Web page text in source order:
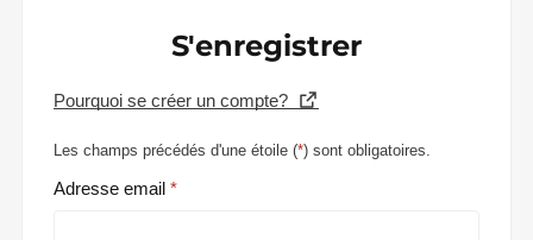
S'enregistrer
Pourquoi se créer un compte?
Les champs précédés d'une étoile (*) sont obligatoires.
Adresse email